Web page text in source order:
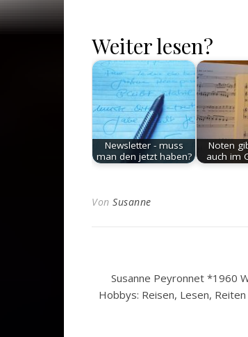
Weiter lesen?
Newsletter - muss
man den jetzt haben?
Noten
auch im
Von Susanne
Susanne Peyronnet *1960
Hobbys: Reisen, Lesen,